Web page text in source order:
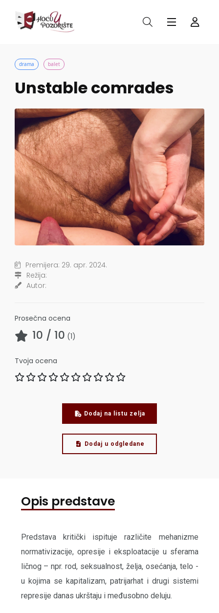
drama balet
Unstable comrades
Premijera: 29. apr. 2024.
Režija:
Autor:
Prosečna ocena
10 / 10 (1)
Tvoja ocena
Dodaj na listu zelja
Dodaj u odgledane
Opis predstave
Predstava kritički ispituje različite mehanizme
normativizacije, opresije i eksploatacije u sferama
ličnog – npr. rod, seksualnost, želja, osećanja, telo -
u kojima se kapitalizam, patrijarhat i drugi sistemi
represije danas ukrštaju i međusobno deluju.